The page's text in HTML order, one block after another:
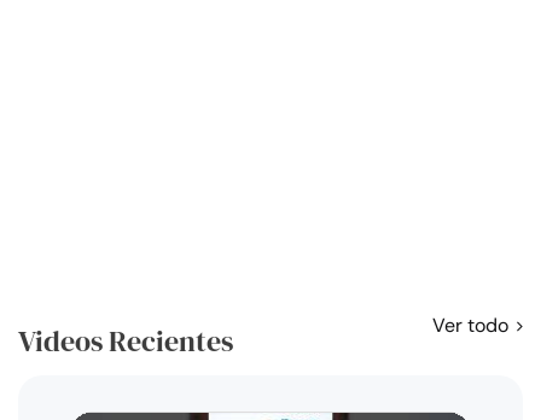
Videos Recientes Ver todo